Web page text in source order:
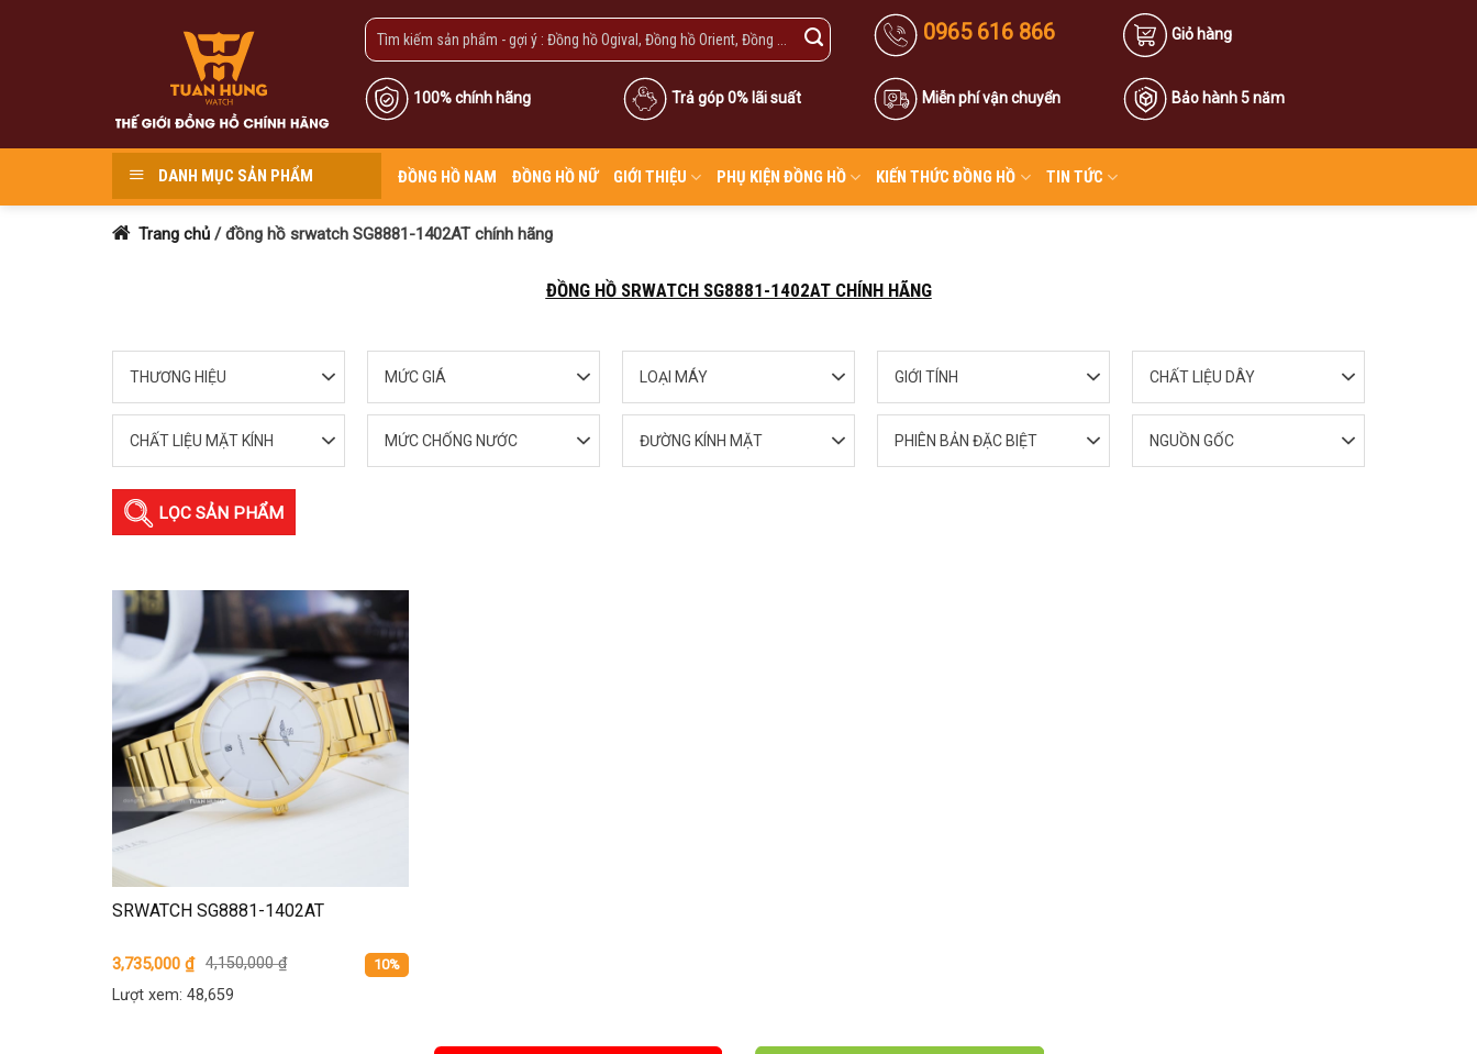
0965 616 866 Giỏ hàng
100% chính hãng Trả góp 0% lãi suất Miễn phí vận chuyển Bảo hành 5 năm
DANH MỤC SẢN PHẨM ĐỒNG HỒ NAM ĐỒNG HỒ NỮ GIỚI THIỆU PHỤ KIỆN ĐỒNG HỒ KIẾN THỨC ĐỒNG HỒ TIN TỨC
Trang chủ /đồng hồ srwatch SG8881-1402AT chính hãng
ĐỒNG HỒ SRWATCH SG8881-1402AT CHÍNH HÃNG
THƯƠNG HIỆU MỨC GIÁ LOẠI MÁY GIỚI TÍNH CHẤT LIỆU DÂY
CHẤT LIỆU MẶT KÍNH MỨC CHỐNG NƯỚC ĐƯỜNG KÍNH MẶT PHIÊN BẢN ĐẶC BIỆT NGUỒN GỐC
LỌC SẢN PHẨM
SRWATCH SG8881-1402AT
3,735,000 ₫ 4,150,000₫ 10%
Lượt xem: 48,659